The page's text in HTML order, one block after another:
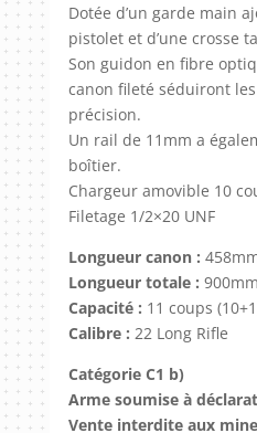
Dotée d’un garde main
pistolet et d’une crosse
Son guidon en fibre
canon fileté séduiront
précision.
Un rail de 11mm a
boîtier.
Chargeur amovible 10
Filetage 1/2×20 UNF
Longueur canon :
Longueur totale : 900mm
Capacité : 11 coups
Calibre : 22 Long Rifle
Catégorie C1 b)
Arme soumise à
Vente interdite aux